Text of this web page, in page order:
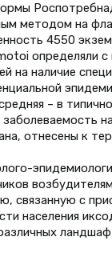
методом на
4550
на наличие
– в
отнесены к
связанную с
населения